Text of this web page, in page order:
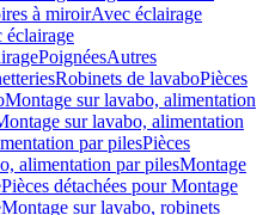
à miroirAvec éclairage
éclairage
PoignéesAutres
Robinets de lavaboPièces
Montage sur lavabo, alimentation
sur lavabo, alimentation
par pilesPièces
alimentation par pilesMontage
Pièces détachées pour Montage
Montage sur lavabo, robinets